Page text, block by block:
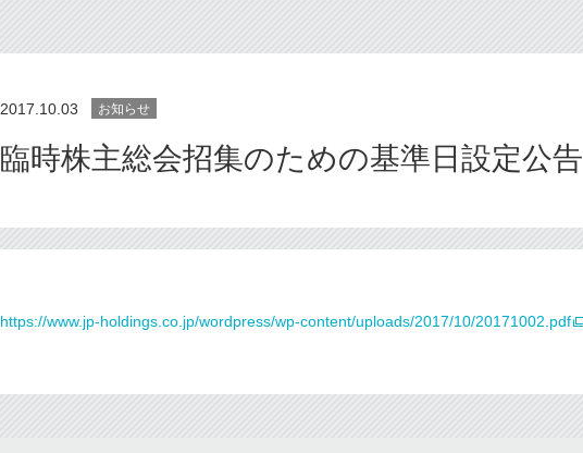
2017.10.03 お知らせ
臨時株主総会招集のための基準日設定公告
https://www.jp-holdings.co.jp/wordpress/wp-content/uploads/2017/10/20171002.pdf